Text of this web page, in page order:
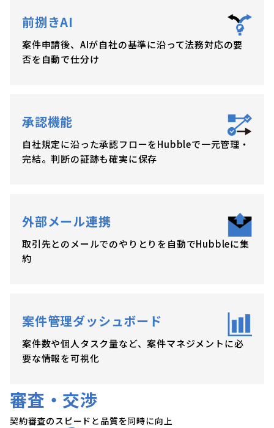
前捌きAI
案件申請後、AIが自社の基準に沿って法務対応の要
否を自動で仕分け
承認機能
自社規定に沿った承認フローをHubbleで一元管理・
完結。判断の証跡も確実に保存
外部メール連携
取引先とのメールでのやりとりを自動でHubbleに集
約
案件管理ダッシュボード
案件数や個人タスク量など、案件マネジメントに必
要な情報を可視化
審査・交渉
契約審査のスピードと品質を同時に向上